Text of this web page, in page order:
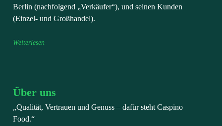
Berlin (nachfolgend „Verkäufer“), und seinen Kunden
(Einzel- und Großhandel).
Weiterlesen
Über uns
„Qualität, Vertrauen und Genuss – dafür steht Caspino
Food.“